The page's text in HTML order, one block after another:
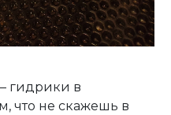
гидрики в
что не скажешь в